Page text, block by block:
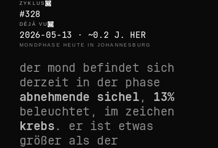
ZYKLUS
#328
DÉJÀ VU
2026-05-13 · ~0.2 J. HER
MONDPHASE HEUTE IN JOHANNESBURG
der mond befindet sich
derzeit in der phase
abnehmende sichel, 13%
beleuchtet, im zeichen
krebs. er ist etwas
größer als der